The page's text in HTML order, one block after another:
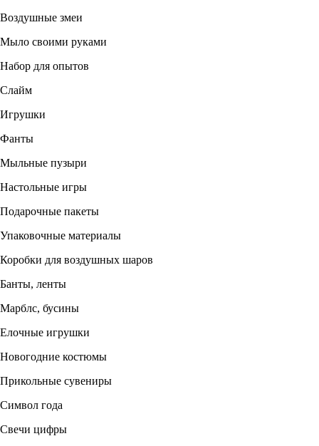
Воздушные змеи
Мыло своими руками
Набор для опытов
Слайм
Игрушки
Фанты
Мыльные пузыри
Настольные игры
Подарочные пакеты
Упаковочные материалы
Коробки для воздушных шаров
Банты, ленты
Марблс, бусины
Елочные игрушки
Новогодние костюмы
Прикольные сувениры
Символ года
Свечи цифры